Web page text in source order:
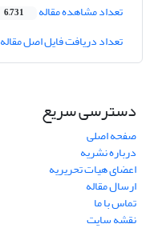
تعداد مشاهده مقاله 6,731
تعداد دریافت فایل اصل مقاله
دسترسی سریع
صفحه اصلی
درباره نشریه
اعضای هیات تحریریه
ارسال مقاله
تماس با ما
نقشه سایت